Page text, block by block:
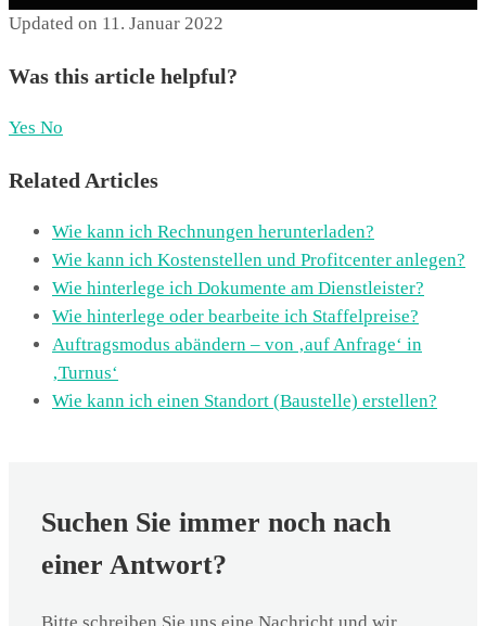
Updated on 11. Januar 2022
Was this article helpful?
Yes No
Related Articles
Wie kann ich Rechnungen herunterladen?
Wie kann ich Kostenstellen und Profitcenter anlegen?
Wie hinterlege ich Dokumente am Dienstleister?
Wie hinterlege oder bearbeite ich Staffelpreise?
Auftragsmodus abändern – von ‚auf Anfrage‘ in
‚Turnus‘
Wie kann ich einen Standort (Baustelle) erstellen?
Suchen Sie immer noch nach
einer Antwort?